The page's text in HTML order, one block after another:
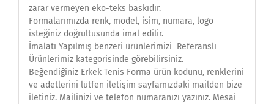
zarar vermeyen eko-teks baskıdır.
Formalarımızda renk, model, isim, numara, logo
isteğiniz doğrultusunda imal edilir.
İmalatı Yapılmış benzeri ürünlerimizi Referanslı
Ürünlerimiz kategorisinde görebilirsiniz.
Beğendiğiniz Erkek Tenis Forma ürün kodunu, renklerini
ve adetlerini lütfen iletişim sayfamızdaki mailden bize
iletiniz. Mailinizi ve telefon numaranızı yazınız. Mesai